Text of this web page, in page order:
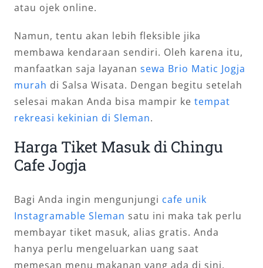
atau ojek online.
Namun, tentu akan lebih fleksible jika
membawa kendaraan sendiri. Oleh karena itu,
manfaatkan saja layanan sewa Brio Matic Jogja
murah di Salsa Wisata. Dengan begitu setelah
selesai makan Anda bisa mampir ke tempat
rekreasi kekinian di Sleman.
Harga Tiket Masuk di Chingu
Cafe Jogja
Bagi Anda ingin mengunjungi cafe unik
Instagramable Sleman satu ini maka tak perlu
membayar tiket masuk, alias gratis. Anda
hanya perlu mengeluarkan uang saat
memesan menu makanan yang ada di sini.